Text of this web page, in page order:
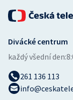
Divácké centrum
každý všední den:
261 136 113